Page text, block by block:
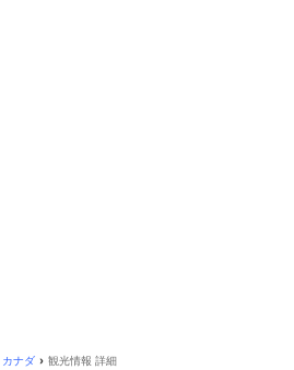
カナダ › 観光情報 詳細